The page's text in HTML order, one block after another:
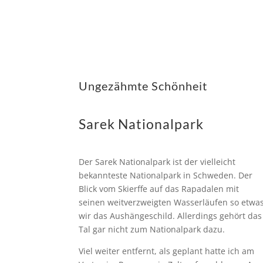
Ungezähmte Schönheit
Sarek Nationalpark
Der Sarek Nationalpark ist der vielleicht
bekannteste Nationalpark in Schweden. Der
Blick vom Skierffe auf das Rapadalen mit
seinen weitverzweigten Wasserläufen so
wir das Aushängeschild. Allerdings gehört das
Tal gar nicht zum Nationalpark dazu.
Viel weiter entfernt, als geplant hatte ich am